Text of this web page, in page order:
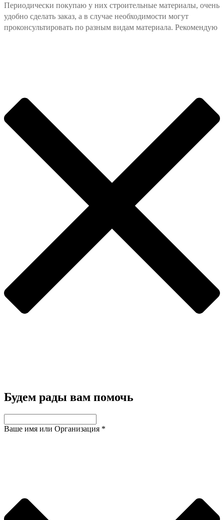
Периодически покупаю у них строительные материалы, очень
удобно сделать заказ, а в случае необходимости могут
проконсультировать по разным видам материала. Рекомендую
Будем рады вам помочь
Ваше имя или Организация *